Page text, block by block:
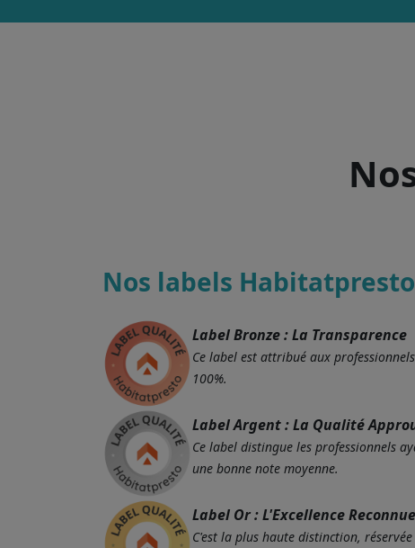
Nos labels
Label Bronze : La Transparence
Ce label est attribué aux
100%.
Label Argent : La Qualité
Ce label distingue les professionnels
une bonne note moyenne.
Label Or : L'Excellence Reconnue
C'est la plus haute distinction,